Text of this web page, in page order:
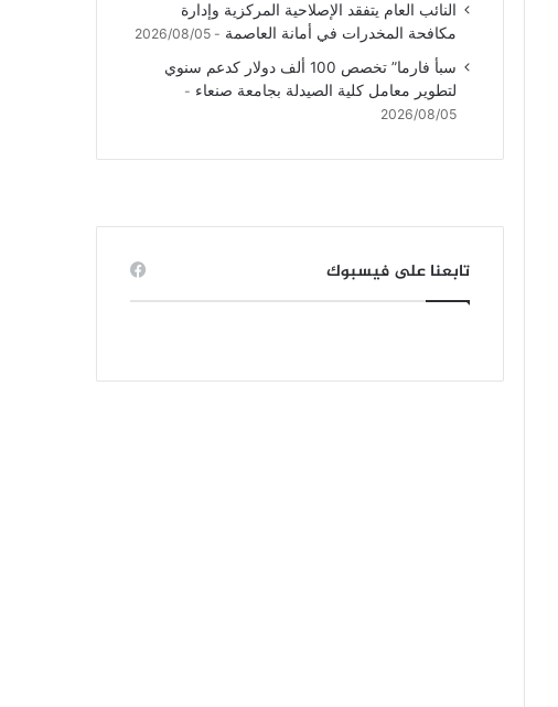
النائب العام يتفقد الإصلاحية المركزية وإدارة
مكافحة المخدرات في أمانة العاصمة
2026/08/05
سبأ فارما” تخصص 100 ألف دولار كدعم سنوي
لتطوير معامل كلية الصيدلة بجامعة صنعاء
2026/08/05
تابعنا على فيسبوك